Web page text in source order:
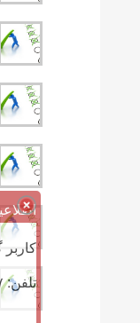
تلفن: ۰۹۱۴۷۵۰۳۳۱۷ (تلگرام یا تماس)